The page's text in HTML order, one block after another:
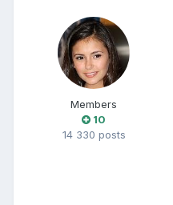
Members
10
14 330 posts